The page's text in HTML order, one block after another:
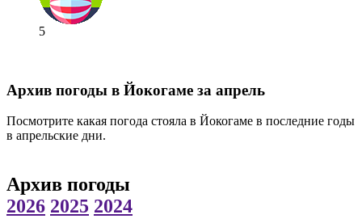
5
Архив погоды в Йокогаме за апрель
Посмотрите какая погода стояла в Йокогаме в последние годы
в апрельские дни.
Архив погоды
2026 2025 2024